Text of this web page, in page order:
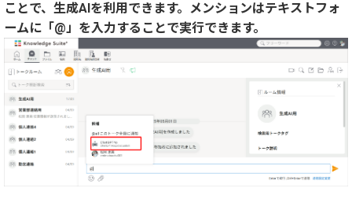
ことで、生成AIを利用できます。メンションはテキストフォ
ームに「@」を入力することで実行できます。